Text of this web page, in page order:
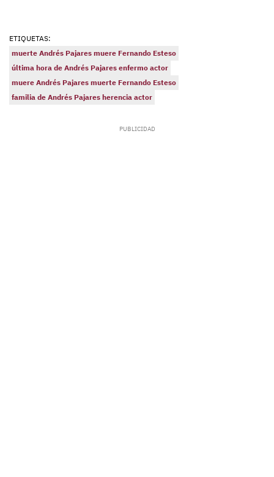
ETIQUETAS:
muerte Andrés Pajares muere Fernando Esteso
última hora de Andrés Pajares enfermo actor
muere Andrés Pajares muerte Fernando Esteso
familia de Andrés Pajares herencia actor